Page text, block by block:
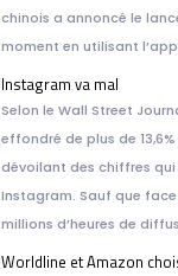
chinois a annoncé le
moment en utilisant
Instagram va mal
Selon le Wall Street
effondré de plus de
dévoilant des chiffres qui
Instagram. Sauf que
millions d’heures de
Worldline et Amazon